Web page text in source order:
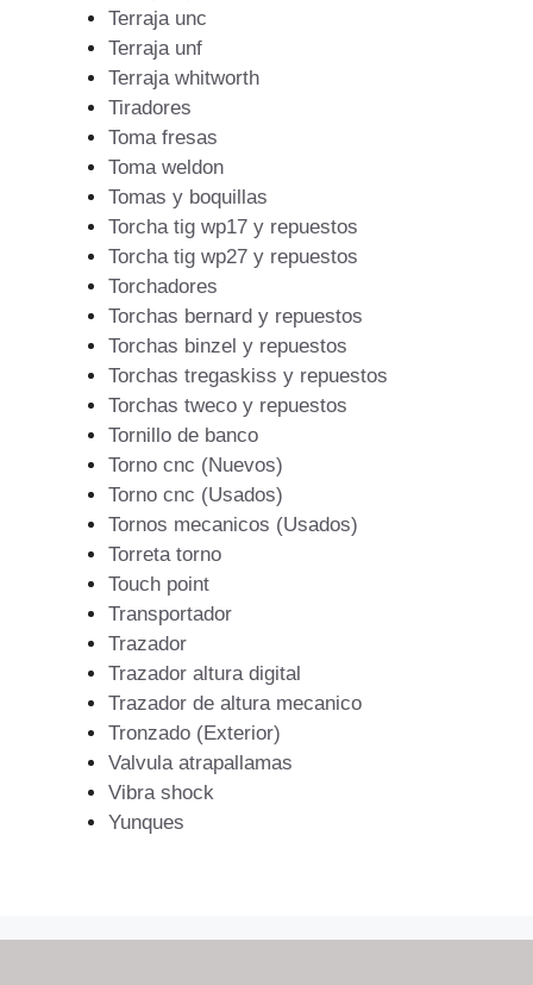
Terraja unc
Terraja unf
Terraja whitworth
Tiradores
Toma fresas
Toma weldon
Tomas y boquillas
Torcha tig wp17 y repuestos
Torcha tig wp27 y repuestos
Torchadores
Torchas bernard y repuestos
Torchas binzel y repuestos
Torchas tregaskiss y repuestos
Torchas tweco y repuestos
Tornillo de banco
Torno cnc (Nuevos)
Torno cnc (Usados)
Tornos mecanicos (Usados)
Torreta torno
Touch point
Transportador
Trazador
Trazador altura digital
Trazador de altura mecanico
Tronzado (Exterior)
Valvula atrapallamas
Vibra shock
Yunques